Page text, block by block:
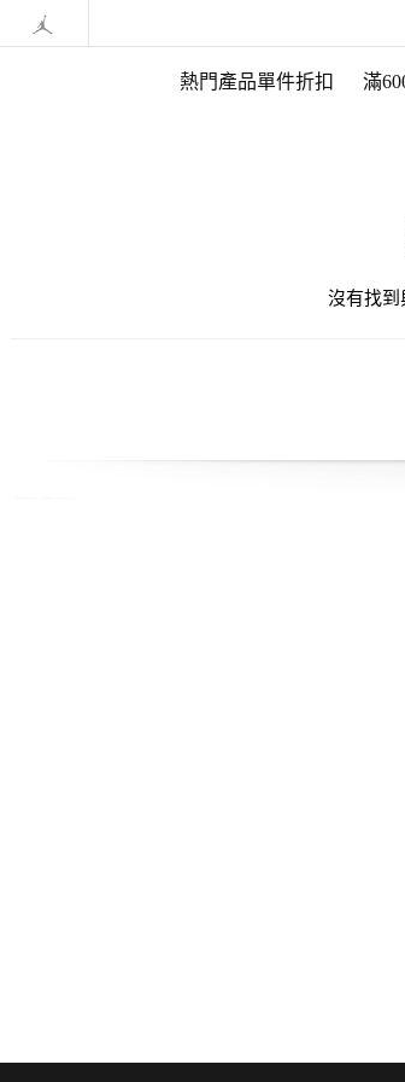
熱門產品單件折扣 滿
沒有找到